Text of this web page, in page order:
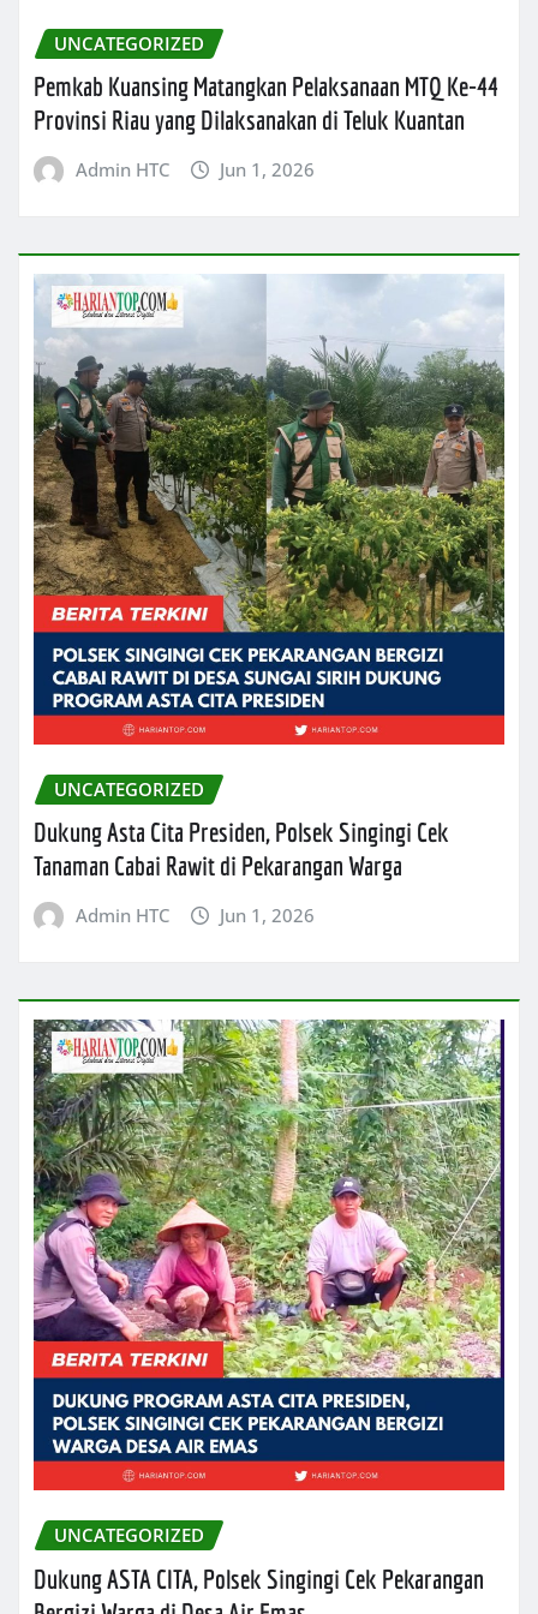
UNCATEGORIZED
Pemkab Kuansing Matangkan Pelaksanaan MTQ Ke-44
Provinsi Riau yang Dilaksanakan di Teluk Kuantan
Admin HTC Jun 1, 2026
UNCATEGORIZED
Dukung Asta Cita Presiden, Polsek Singingi Cek
Tanaman Cabai Rawit di Pekarangan Warga
Admin HTC Jun 1, 2026
UNCATEGORIZED
Dukung ASTA CITA, Polsek Singingi Cek Pekarangan